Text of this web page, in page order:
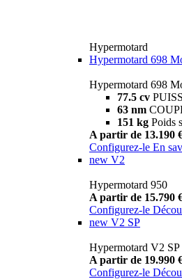
Hypermotard
Hypermotard 698
Hypermotard 698
77.5 cv
63 nm
151 kg Poids
A partir de 13.190
Configurez-le En
new V2
Hypermotard 950
A partir de 15.790
Configurez-le
new V2 SP
Hypermotard V2 SP
A partir de 19.990
Configurez-le